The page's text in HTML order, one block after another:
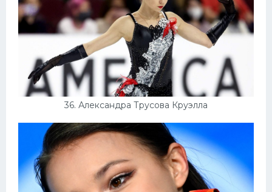
36. Александра Трусова Круэлла